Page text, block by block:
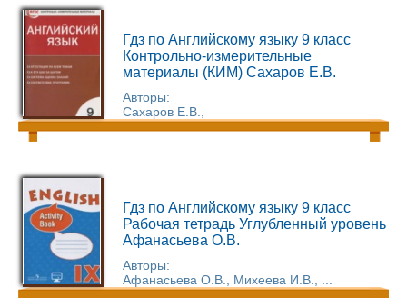
Гдз по Английскому языку 9 класс
Контрольно-измерительные
материалы (КИМ) Сахаров Е.В.
Авторы:
Сахаров Е.В.,
Гдз по Английскому языку 9 класс
Рабочая тетрадь Углубленный уровень
Афанасьева О.В.
Авторы:
Афанасьева О.В., Михеева И.В., ...